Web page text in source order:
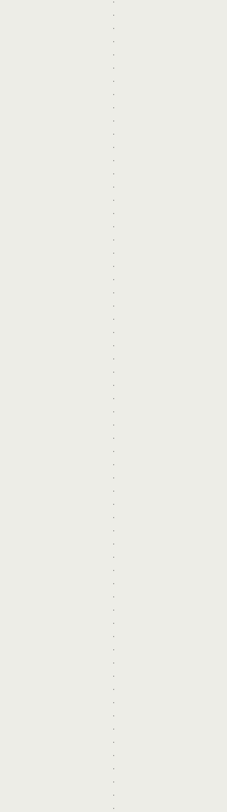
.
.
.
.
.
.
.
.
.
.
.
.
.
.
.
.
.
.
.
.
.
.
.
.
.
.
.
.
.
.
.
.
.
.
.
.
.
.
.
.
.
.
.
.
.
.
.
.
.
.
.
.
.
.
.
.
.
.
.
.
.